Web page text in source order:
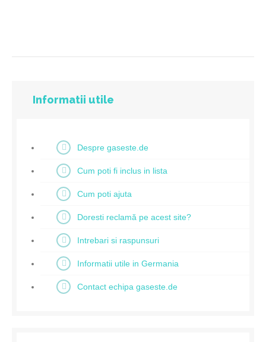
Informatii utile
Despre gaseste.de
Cum poti fi inclus in lista
Cum poti ajuta
Doresti reclamă pe acest site?
Intrebari si raspunsuri
Informatii utile in Germania
Contact echipa gaseste.de